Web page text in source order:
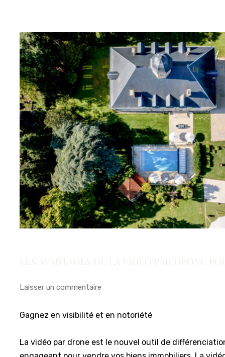
Laisser un commentaire
Gagnez en visibilité et en notoriété
La vidéo par drone est le nouvel outil de